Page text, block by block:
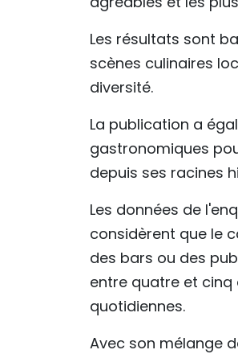
Les résultats sont
scènes culinaires
diversité.
La publication a
gastronomiques
depuis ses racines
Les données de
considèrent que le
des bars ou des
entre quatre et cinq
quotidiennes.
Avec son mélange